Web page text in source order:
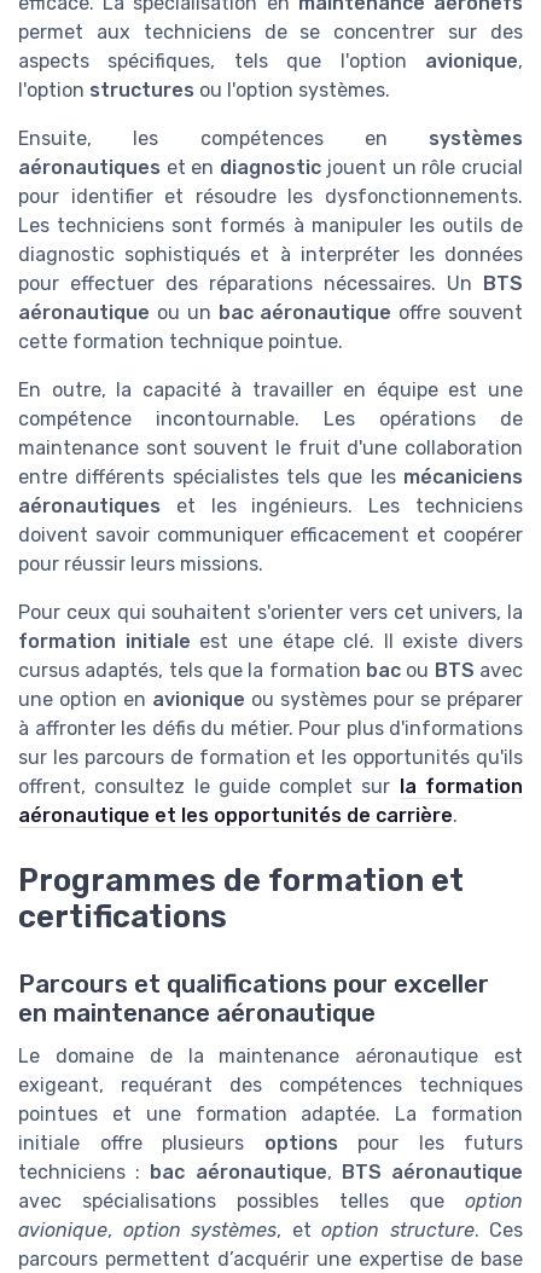
permet aux techniciens de se concentrer sur des
aspects spécifiques, tels que l'option avionique,
l'option structures ou l'option systèmes.
Ensuite, les compétences en systèmes
aéronautiques et en diagnosticjouent un rôle crucial
pour identifier et résoudre les dysfonctionnements.
Les techniciens sont formés à manipuler les outils de
diagnostic sophistiqués et à interpréter les données
pour effectuer des réparations nécessaires. Un BTS
aéronautique ou un bac aéronautique offre souvent
cette formation technique pointue.
En outre, la capacité à travailler en équipe est une
compétence incontournable. Les opérations de
maintenance sont souvent le fruit d'une collaboration
entre différents spécialistes tels que les mécaniciens
aéronautiques et les ingénieurs. Les techniciens
doivent savoir communiquer efficacement et coopérer
pour réussir leurs missions.
Pour ceux qui souhaitent s'orienter vers cet univers, la
formation initiale est une étape clé. Il existe divers
cursus adaptés, tels que la formation bac ou BTS avec
une option en avionique ou systèmes pour se préparer
à affronter les défis du métier. Pour plus d'informations
sur les parcours de formation et les opportunités qu'ils
offrent, consultez le guide complet sur la formation
aéronautique et les opportunités de carrière.
Programmes de formation et
certifications
Parcours et qualifications pour exceller
en maintenance aéronautique
Le domaine de la maintenance aéronautique est
exigeant, requérant des compétences techniques
pointues et une formation adaptée. La formation
initiale offre plusieurs options pour les futurs
techniciens : bac aéronautique, BTS aéronautique
avec spécialisations possibles telles que option
avionique, option systèmes, et option structure. Ces
parcours permettent d’acquérir une expertise de base